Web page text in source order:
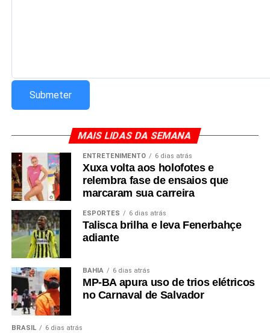
MAIS LIDAS DA SEMANA
ENTRETENIMENTO 6 dias atrás
Xuxa volta aos holofotes e
relembra fase de ensaios que
marcaram sua carreira
ESPORTES 6 dias atrás
Talisca brilha e leva Fenerbahçe
adiante
BAHIA 6 dias atrás
MP-BA apura uso de trios elétricos
no Carnaval de Salvador
BRASIL 6 dias atrás